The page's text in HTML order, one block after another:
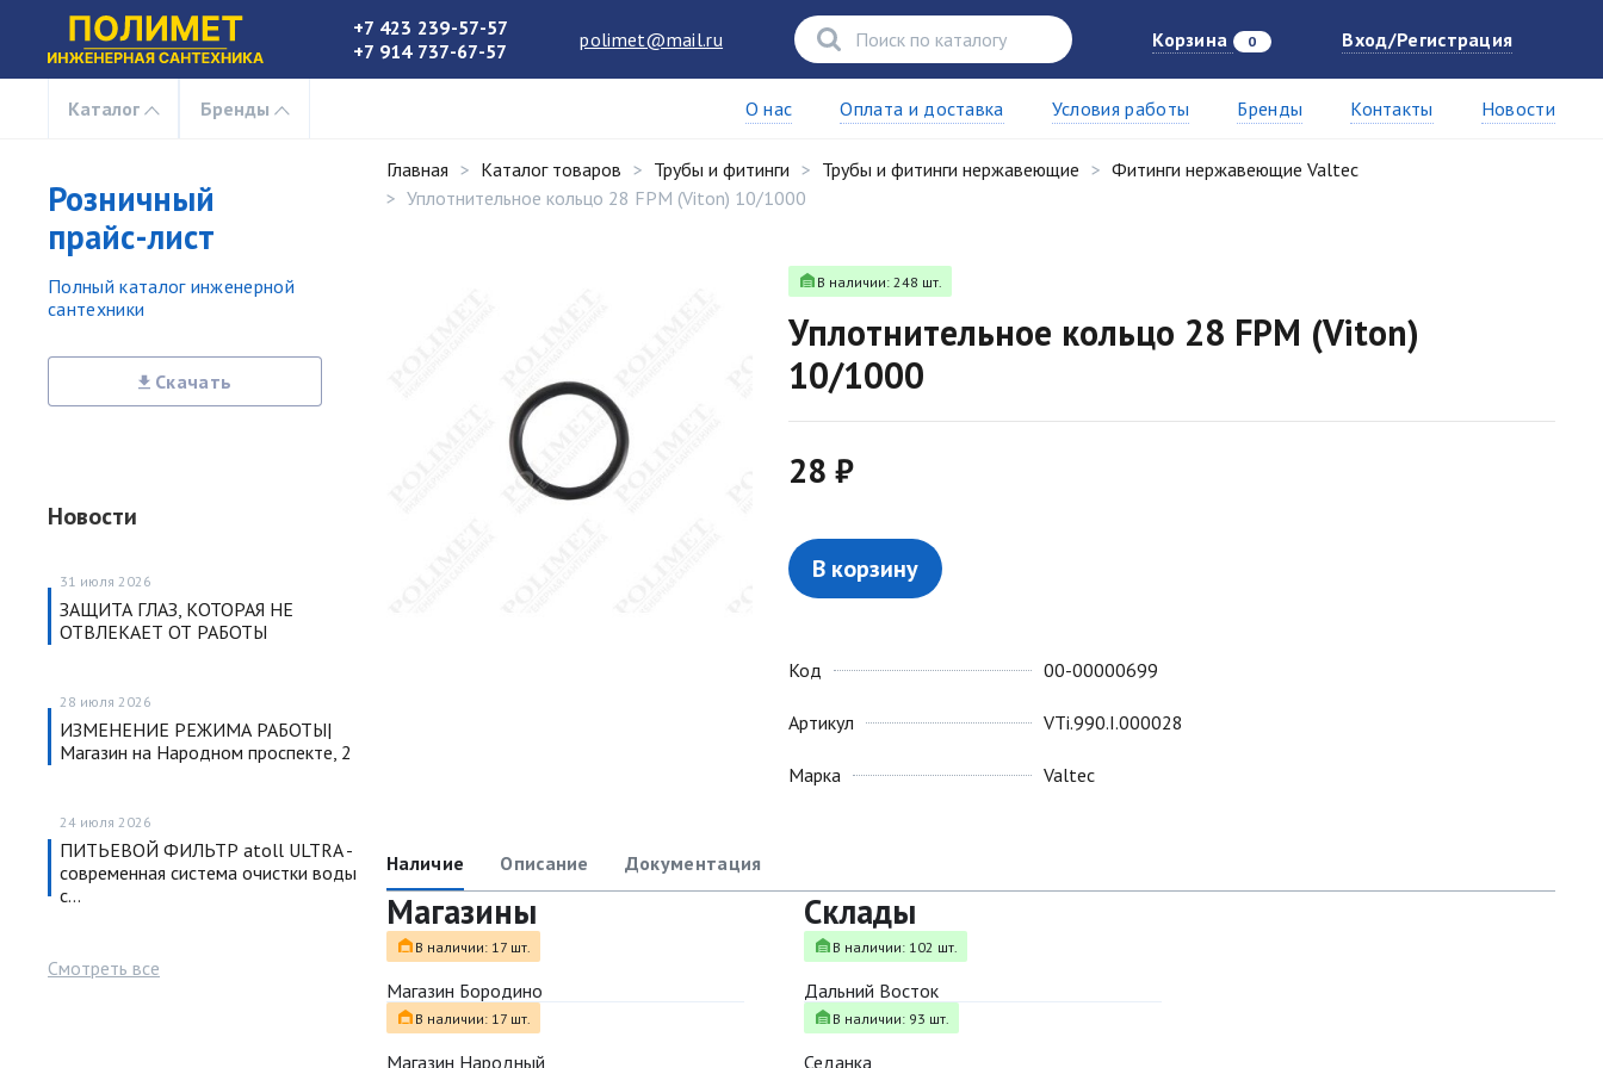
+7 423 239-57-57
+7 914 737-67-57
polimet@mail.ru Корзина 0 Вход/Регистрация
Каталог Бренды О нас Оплата и доставка Условия работы Бренды Контакты Новости
Розничный
прайс-лист
Полный каталог инженерной
сантехники
Скачать
Новости
31 июля 2026
ЗАЩИТА ГЛАЗ, КОТОРАЯ НЕ
ОТВЛЕКАЕТ ОТ РАБОТЫ
28 июля 2026
ИЗМЕНЕНИЕ РЕЖИМА РАБОТЫ|
Магазин на Народном проспекте, 2
24 июля 2026
ПИТЬЕВОЙ ФИЛЬТР atoll ULTRA -
современная система очистки воды
с…
Смотреть все
Главная Каталог товаров Трубы и фитинги Трубы и фитинги нержавеющие
Фитинги нержавеющие Valtec
Уплотнительное кольцо 28 FPM (Viton) 10/1000
В наличии: 248 шт.
Уплотнительное кольцо 28 FPM (Viton)
10/1000
28 ₽
В корзину
Код
Артикул
Марка
00-00000699
VTi.990.I.000028
Valtec
Наличие Описание Документация
Магазины
В наличии: 17 шт.
Магазин Бородино
В наличии: 17 шт.
Магазин Народный
Склады
В наличии: 102 шт.
Дальний Восток
В наличии: 93 шт.
Седанка